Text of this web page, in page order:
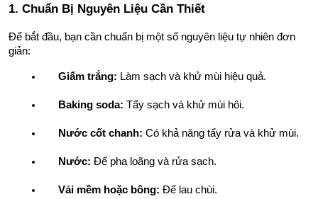
1. Chuẩn Bị Nguyên Liệu Cần Thiết
Để bắt đầu, bạn cần chuẩn bị một số nguyên liệu tự nhiên đơn
giản:
Giấm trắng: Làm sạch và khử mùi hiệu quả.
Baking soda: Tẩy sạch và khử mùi hôi.
Nước cốt chanh: Có khả năng tẩy rửa và khử mùi.
Nước: Để pha loãng và rửa sạch.
Vải mềm hoặc bông: Để lau chùi.